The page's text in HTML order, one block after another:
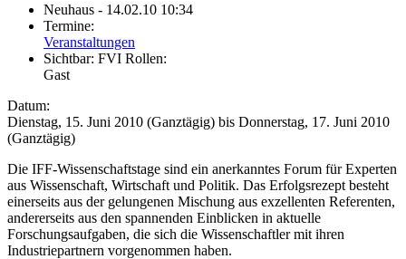
Neuhaus - 14.02.10 10:34
Termine:
Veranstaltungen
Sichtbar: FVI Rollen:
Gast
Datum:
Dienstag, 15. Juni 2010 (Ganztägig) bis Donnerstag, 17. Juni 2010
(Ganztägig)
Die IFF-Wissenschaftstage sind ein anerkanntes Forum für Experten
aus Wissenschaft, Wirtschaft und Politik. Das Erfolgsrezept besteht
einerseits aus der gelungenen Mischung aus exzellenten Referenten,
andererseits aus den spannenden Einblicken in aktuelle
Forschungsaufgaben, die sich die Wissenschaftler mit ihren
Industriepartnern vorgenommen haben.